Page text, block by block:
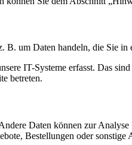
B. um Daten handeln, die Sie
IT-Systeme erfasst. Das
betreten.
Daten können zur
Bestellungen oder sonstige